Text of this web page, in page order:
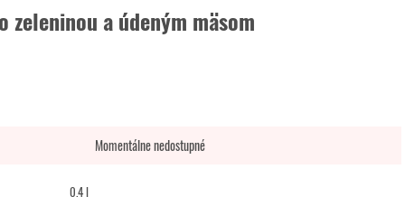
zeleninou a údeným mäsom
Momentálne nedostupné
0.4 l